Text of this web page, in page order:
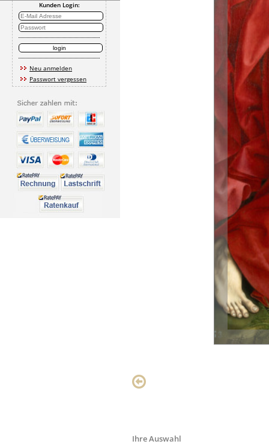
Kunden Login:
Neu anmelden
Passwort vergessen
Ihre Auswahl